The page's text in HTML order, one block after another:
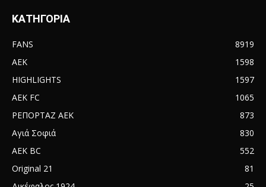
ΚΑΤΗΓΟΡΙΑ
FANS
8919
AEK
1598
HIGHLIGHTS
1597
AEK FC
1065
ΡΕΠΟΡΤΑΖ ΑΕΚ
873
Αγιά Σοφιά
830
AEK BC
552
Original 21
81